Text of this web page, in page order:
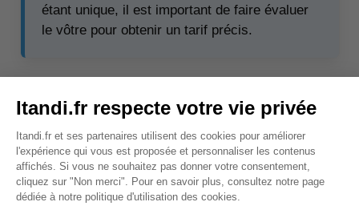
étant unique, il est important de faire évaluer
le vôtre pour obtenir un tarif précis.
Comment souscrire une
assurance dommage
ouvrage chez GAN ?